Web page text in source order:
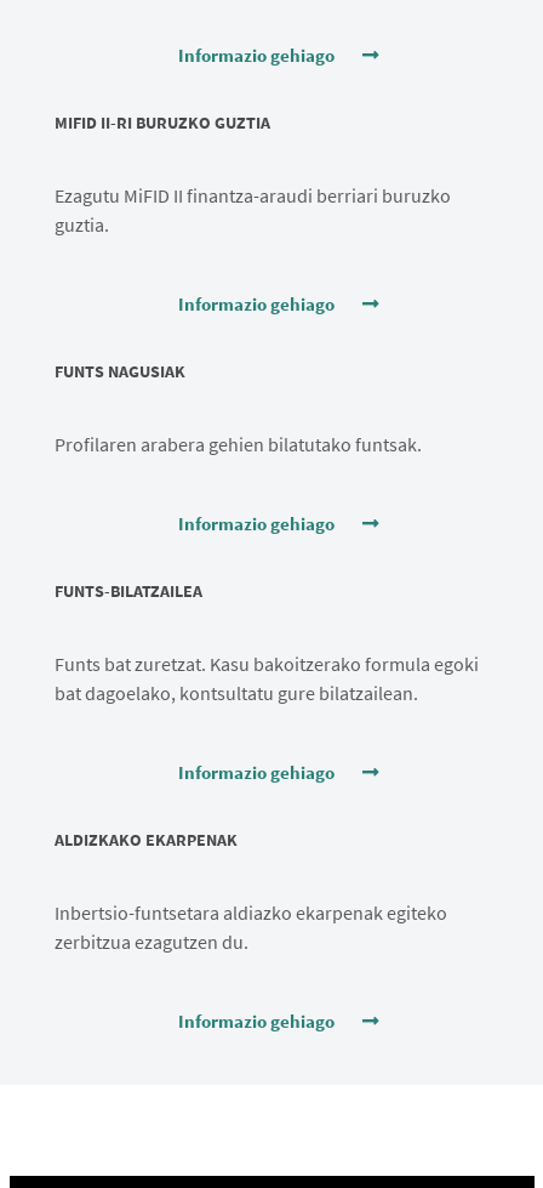
Informazio gehiago
MIFID II-RI BURUZKO GUZTIA
Ezagutu MiFID II finantza-araudi berriari buruzko
guztia.
Informazio gehiago
FUNTS NAGUSIAK
Profilaren arabera gehien bilatutako funtsak.
Informazio gehiago
FUNTS-BILATZAILEA
Funts bat zuretzat. Kasu bakoitzerako formula egoki
bat dagoelako, kontsultatu gure bilatzailean.
Informazio gehiago
ALDIZKAKO EKARPENAK
Inbertsio-funtsetara aldiazko ekarpenak egiteko
zerbitzua ezagutzen du.
Informazio gehiago